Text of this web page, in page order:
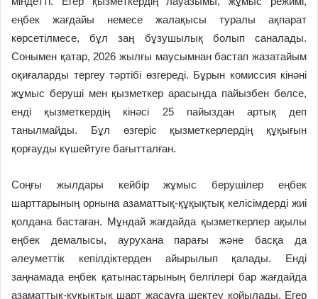
еңбек жағдайы немесе жалақысы туралы ақпарат
көрсетілмесе, бұл заң бұзушылық болып саналады.
Сонымен қатар, 2026 жылғы маусымнан бастап жазатайым
оқиғаларды тергеу тәртібі өзгереді. Бұрын комиссия кінәні
жұмыс беруші мен қызметкер арасында пайызбен бөлсе,
енді қызметкердің кінәсі 25 пайыздан артық деп
танылмайды. Бұл өзгеріс қызметкерлердің құқығын
қорғауды күшейтуге бағытталған.
Соңғы жылдары кейбір жұмыс берушілер еңбек
шарттарының орнына азаматтық-құқықтық келісімдерді жиі
қолдана бастаған. Мұндай жағдайда қызметкерлер ақылы
еңбек демалысы, аурухана парағы және басқа да
әлеуметтік кепілдіктерден айырылып қалады. Енді
заңнамада еңбек қатынастарының белгілері бар жағдайда
азаматтық-құқықтық шарт жасауға шектеу қойылады. Егер